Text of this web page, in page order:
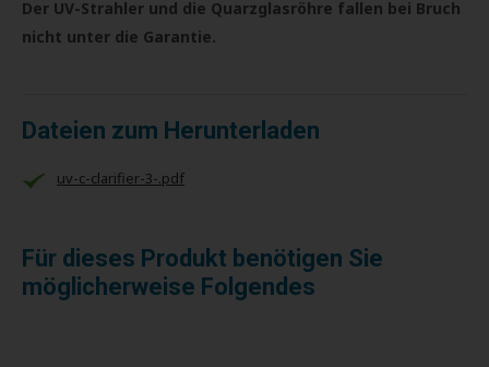
Der UV-Strahler und die Quarzglasröhre fallen bei Bruch
nicht unter die Garantie.
Dateien zum Herunterladen
uv-c-clarifier-3-.pdf
Für dieses Produkt benötigen Sie
möglicherweise Folgendes